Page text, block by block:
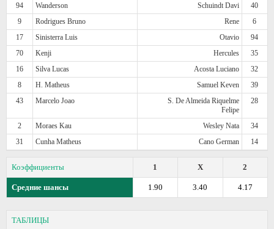
94
Wanderson Schuindt Davi
40
9
Rodrigues Bruno Rene
6
17
Sinisterra Luis Otavio
94
70
Kenji Hercules
35
16
Silva Lucas Acosta Luciano
32
8
H. Matheus Samuel Keven
39
43
Marcelo Joao
S. De Almeida Riquelme
Felipe
28
2 Moraes Kau Wesley Nata
34
31
Cunha Matheus Cano German 14
Коэффициенты 2
X
1
Средние шансы 4.17
3.40
1.90
ТАБЛИЦЫ